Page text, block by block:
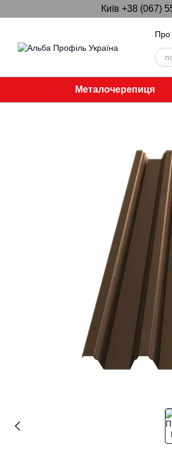
Перейти до основного контентуКиїв +38 (067)
Про
Металочерепиця